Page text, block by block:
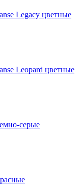
Legacy цветные
Leopard цветные
серые